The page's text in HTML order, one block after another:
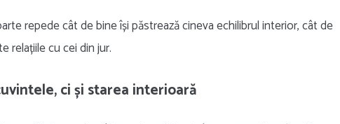
repede cât de bine își păstrează cineva echilibrul interior, cât de
relațiile cu cei din jur.
ci și starea interioară